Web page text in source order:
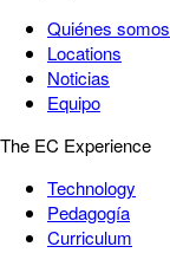
Quiénes somos
Locations
Noticias
Equipo
The EC Experience
Technology
Pedagogía
Curriculum